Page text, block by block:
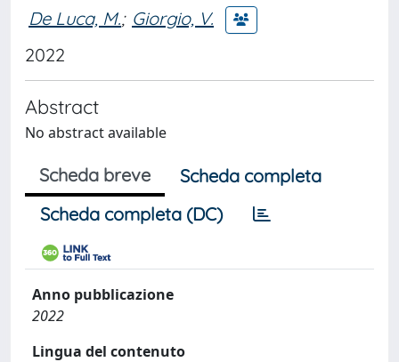
De Luca, M.; Giorgio, V.
2022
Abstract
No abstract available
Scheda breve
Scheda completa
Scheda completa (DC)
Anno pubblicazione
2022
Lingua del contenuto